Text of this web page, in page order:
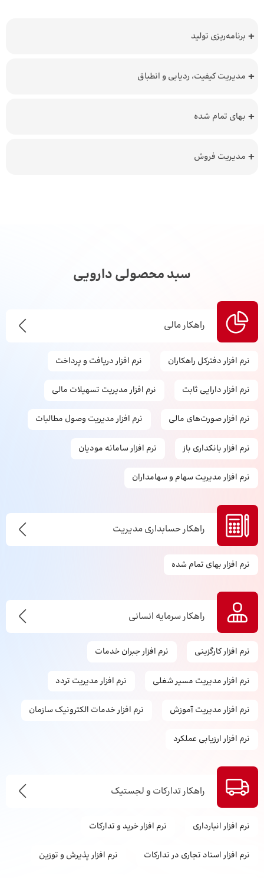
برنامه‌ریزی تولید
مدیریت کیفیت، ردیابی و انطباق
بهای تمام شده
مدیریت فروش
سبد محصولی دارویی
راهکار مالی
نرم افزار دفترکل راهکاران نرم افزار دریافت و پرداخت
نرم افزار دارایی ثابت نرم افزار مدیریت تسهیلات مالی
نرم افزار صورت‌های مالی نرم افزار مدیریت وصول مطالبات
نرم افزار بانکداری باز نرم افزار سامانه مودیان
نرم افزار مدیریت سهام و سهامداران
راهکار حسابداری مدیریت
نرم افزار بهای تمام شده
راهکار سرمایه انسانی
نرم افزار کارگزینی نرم افزار جبران خدمات
نرم افزار مدیریت مسیر شغلی نرم افزار مدیریت تردد
نرم افزار مدیریت آموزش نرم افزار خدمات الکترونیک سازمان
نرم افزار ارزیابی عملکرد
راهکار تدارکات و لجستیک
نرم افزار انبارداری نرم‌ افزار خرید و تدارکات
نرم افزار اسناد تجاری در تدارکات نرم افزار پذیرش و توزین